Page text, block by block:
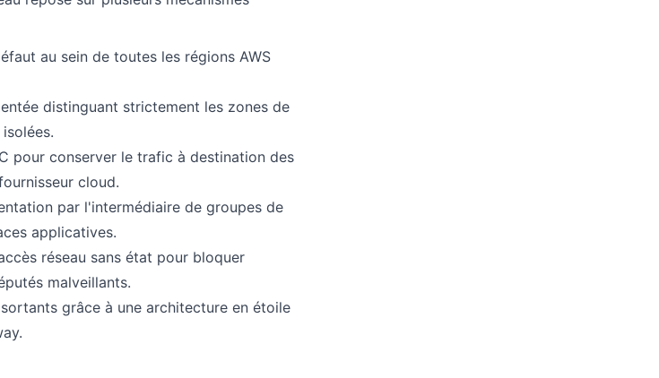
au sein de toutes les régions AWS
distinguant strictement les zones de
pour conserver le trafic à destination des
cloud.
par l'intermédiaire de groupes de
applicatives.
réseau sans état pour bloquer
malveillants.
grâce à une architecture en étoile